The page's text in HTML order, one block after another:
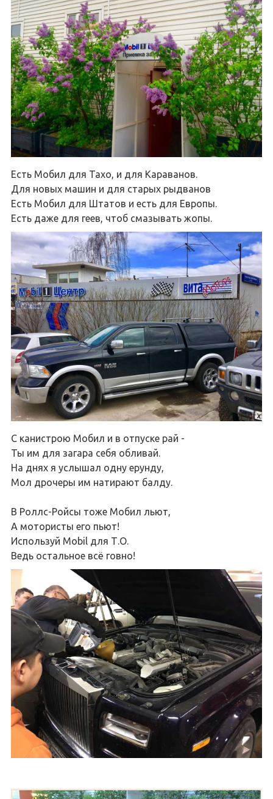
Есть Мобил для Тахо, и для Караванов.
Для новых машин и для старых рыдванов
Есть Мобил для Штатов и есть для Европы.
Есть даже для геев, чтоб смазывать жопы.
С канистрою Мобил и в отпуске рай -
Ты им для загара себя обливай.
На днях я услышал одну ерунду,
Мол дрочеры им натирают балду.
В Роллс-Ройсы тоже Мобил льют,
А мотористы его пьют!
Используй Mobil для Т.О.
Ведь остальное всё говно!